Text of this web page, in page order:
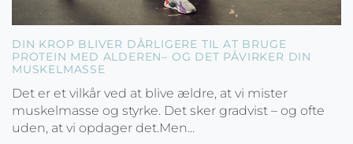
DIN KROP BLIVER DÅRLIGERE TIL AT BRUGE
PROTEIN MED ALDEREN– OG DET PÅVIRKER DIN
MUSKELMASSE
Det er et vilkår ved at blive ældre, at vi mister
muskelmasse og styrke. Det sker gradvist – og ofte
uden, at vi opdager det.Men...